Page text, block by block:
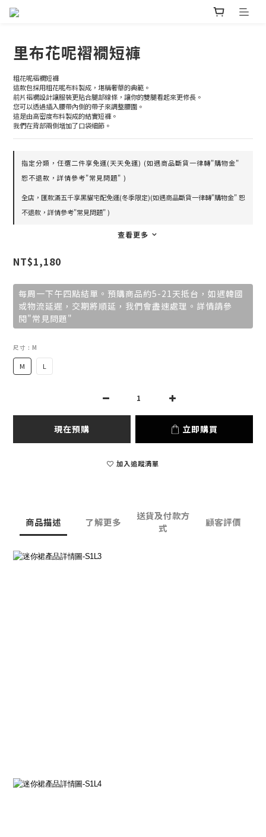
里布花呢褶襉短褲
粗花呢褶襉短褲
這款包採用粗花呢布料製成，堪稱奢華的典範。
前片褶襉設計讓服裝更貼合腿部線條，讓你的雙腿看起來更修長。
您可以透過插入腰帶內側的帶子來調整腰圍。
這是由高密度布料製成的結實短褲。
我們在背部兩側增加了口袋細節。
指定分類，任選二件享免運(天天免運) (如遇商品斷貨一律轉"購物金"
恕不退款，詳情參考"常見問題" )
全店，匯款滿五千享黑貓宅配免運(冬季限定)(如遇商品斷貨一律轉"購物金" 恕
不退款，詳情參考"常見問題" )
查看更多
NT$1,180
每周一下午四點結單。預購商品約5-21天抵台，如遇韓國
或物流延遲，交期將順延，我們會盡速處理。詳情請參
閱"常見問題"
尺寸 : M
M L
現在預購 立即購買
加入追蹤清單
商品描述 了解更多
送貨及付款方
式
顧客評價